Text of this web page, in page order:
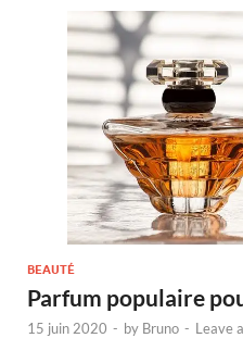
BEAUTÉ
Parfum populaire
15 juin 2020 - by Bruno - Leave